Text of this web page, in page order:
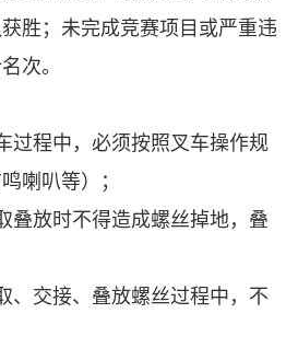
胜；未完成竞赛项目或严重违
次。
过程中，必须按照叉车操作规
喇叭等）；
叠放时不得造成螺丝掉地，叠
、交接、叠放螺丝过程中，不